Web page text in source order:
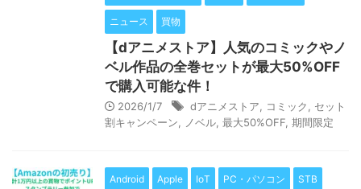
ニュース 買物
【dアニメストア】人気のコミックやノ
ベル作品の全巻セットが最大50%OFF
で購入可能な件！
2026/1/7 dアニメストア コミック
セット
割キャンペーン
ノベル 最大50%OFF 期間限定
Android Apple IoT PC・パソコン STB